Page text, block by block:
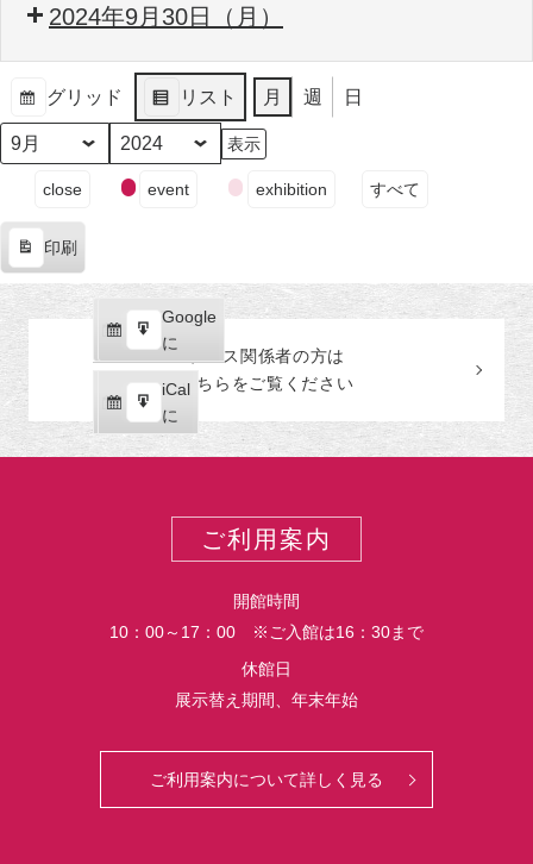
2024年9月30日（月）
グリッド
表
示
リスト
表
示
月 週 日
月
年
ン
の
カ
テ
ゴ
close event exhibition すべて
印刷
示
Google
で
購
読
iCal
で
購
読
Google
に
エ
ク
ス
ポ
iCal
に
エ
ク
プレス関係者の方は
こちらをご覧ください
ご利用案内
開館時間
10：00～17：00 ※ご入館は16：30まで
休館日
展示替え期間、年末年始
ご利用案内について詳しく見る